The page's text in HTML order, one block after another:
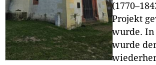
Projekt
wurde. In
wurde